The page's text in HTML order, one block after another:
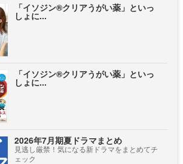
「イソジン®クリアうがい薬」といっ
しょに...
「イソジン®クリアうがい薬」といっ
しょに...
2026年7月期夏ドラマまとめ
見逃し厳禁！気になる新ドラマをまとめてチ
ェック